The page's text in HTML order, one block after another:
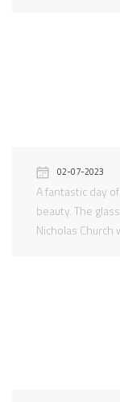
02-07-2023
A fantastic day
beauty. The
Nicholas